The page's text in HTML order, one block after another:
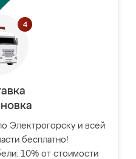
Электрогорску и всей
бесплатно!
10% от стоимости